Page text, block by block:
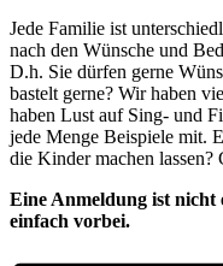
Jede Familie ist
nach den Wünsche und
D.h. Sie dürfen gerne
bastelt gerne? Wir haben
haben Lust auf Sing- und
jede Menge Beispiele mit.
die Kinder machen lassen?
Eine Anmeldung ist nicht
einfach vorbei.